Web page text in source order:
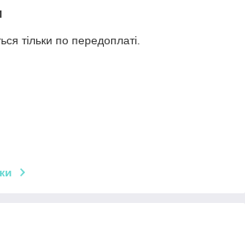
тільки по передоплаті.